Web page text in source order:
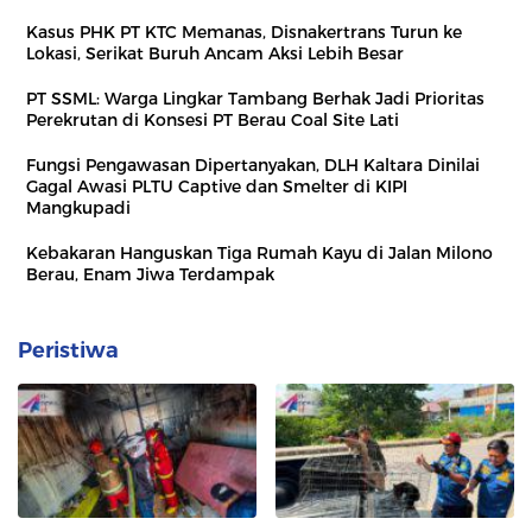
Kasus PHK PT KTC Memanas, Disnakertrans Turun ke
Lokasi, Serikat Buruh Ancam Aksi Lebih Besar
PT SSML: Warga Lingkar Tambang Berhak Jadi Prioritas
Perekrutan di Konsesi PT Berau Coal Site Lati
Fungsi Pengawasan Dipertanyakan, DLH Kaltara Dinilai
Gagal Awasi PLTU Captive dan Smelter di KIPI
Mangkupadi
Kebakaran Hanguskan Tiga Rumah Kayu di Jalan Milono
Berau, Enam Jiwa Terdampak
Peristiwa